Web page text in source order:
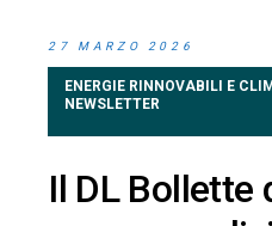
27 MARZO 2026
ENERGIE RINNOVABILI E
NEWSLETTER
Il DL Bollette